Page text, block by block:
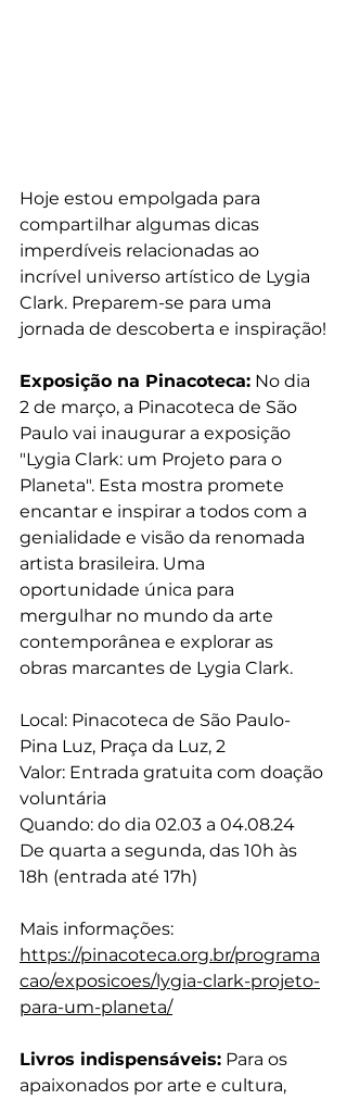
Hoje estou empolgada para
compartilhar algumas dicas
imperdíveis relacionadas ao
incrível universo artístico de Lygia
Clark. Preparem-se para uma
jornada de descoberta e inspiração!
Exposição na Pinacoteca: No dia
2 de março, a Pinacoteca de São
Paulo vai inaugurar a exposição
"Lygia Clark: um Projeto para o
Planeta". Esta mostra promete
encantar e inspirar a todos com a
genialidade e visão da renomada
artista brasileira. Uma
oportunidade única para
mergulhar no mundo da arte
contemporânea e explorar as
obras marcantes de Lygia Clark.
Local: Pinacoteca de São Paulo-
Pina Luz, Praça da Luz, 2
Valor: Entrada gratuita com doação
voluntária
Quando: do dia 02.03 a 04.08.24
De quarta a segunda, das 10h às
18h (entrada até 17h)
Mais informações:
https://pinacoteca.org.br/programa
cao/exposicoes/lygia-clark-projeto-
para-um-planeta/
Livros indispensáveis: Para os
apaixonados por arte e cultura,